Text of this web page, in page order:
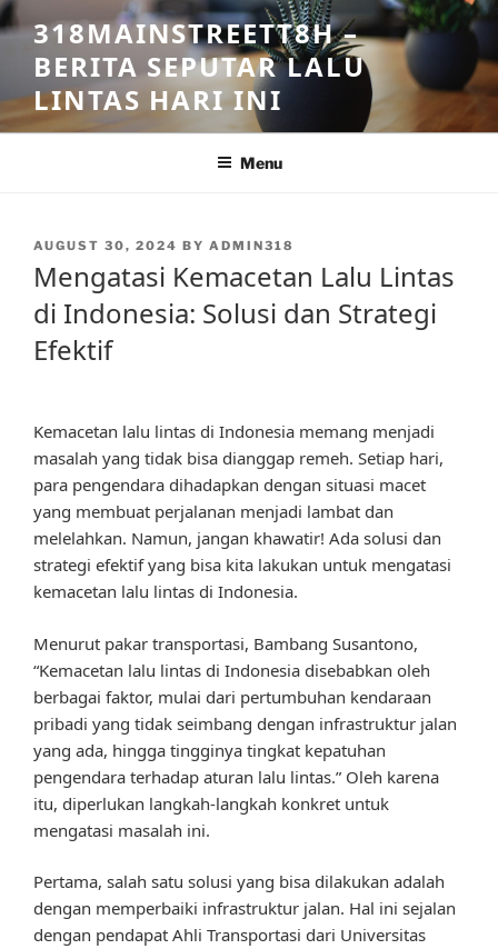
Skip
to
content
318MAINSTREETT8H –
BERITA SEPUTAR LALU
LINTAS HARI INI
Menu
POSTED
AUGUST 30, 2024 BY ADMIN318
Mengatasi Kemacetan Lalu Lintas
di Indonesia: Solusi dan Strategi
Efektif
Kemacetan lalu lintas di Indonesia memang menjadi
masalah yang tidak bisa dianggap remeh. Setiap hari,
para pengendara dihadapkan dengan situasi macet
yang membuat perjalanan menjadi lambat dan
melelahkan. Namun, jangan khawatir! Ada solusi dan
strategi efektif yang bisa kita lakukan untuk mengatasi
kemacetan lalu lintas di Indonesia.
Menurut pakar transportasi, Bambang Susantono,
“Kemacetan lalu lintas di Indonesia disebabkan oleh
berbagai faktor, mulai dari pertumbuhan kendaraan
pribadi yang tidak seimbang dengan infrastruktur jalan
yang ada, hingga tingginya tingkat kepatuhan
pengendara terhadap aturan lalu lintas.” Oleh karena
itu, diperlukan langkah-langkah konkret untuk
mengatasi masalah ini.
Pertama, salah satu solusi yang bisa dilakukan adalah
dengan memperbaiki infrastruktur jalan. Hal ini sejalan
dengan pendapat Ahli Transportasi dari Universitas